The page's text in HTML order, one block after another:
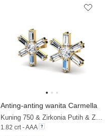
Anting-anting wanita Carmella
Kuning 750 & Zirkonia Putih & Zirkonia
1.82 crt - AAA